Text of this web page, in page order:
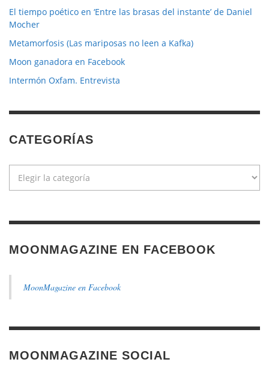
El tiempo poético en ‘Entre las brasas del instante’ de Daniel
Mocher
Metamorfosis (Las mariposas no leen a Kafka)
Moon ganadora en Facebook
Intermón Oxfam. Entrevista
CATEGORÍAS
MOONMAGAZINE EN FACEBOOK
MoonMagazine en Facebook
MOONMAGAZINE SOCIAL